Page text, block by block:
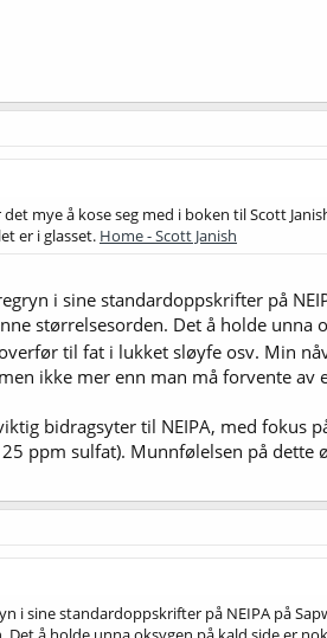
mye å kose seg med i boken til Scott
er i glasset. Home - Scott Janish
i sine standardoppskrifter på
størrelsesorden. Det å holde
til fat i lukket sløyfe osv. Min
ikke mer enn man må forvente av
bidragsyter til NEIPA, med fokus
ppm sulfat). Munnfølelsen på
i sine standardoppskrifter på NEIPA på